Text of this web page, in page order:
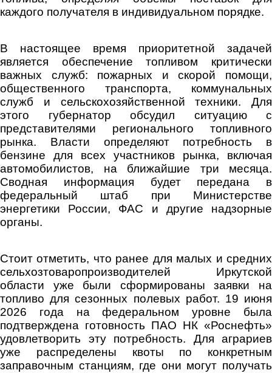
каждого получателя в индивидуальном порядке.
В настоящее время приоритетной задачей
является обеспечение топливом критически
важных служб: пожарных и скорой помощи,
общественного транспорта, коммунальных
служб и сельскохозяйственной техники. Для
этого губернатор обсудил ситуацию с
представителями регионального топливного
рынка. Власти определяют потребность в
бензине для всех участников рынка, включая
автомобилистов, на ближайшие три месяца.
Сводная информация будет передана в
федеральный штаб при Министерстве
энергетики России, ФАС и другие надзорные
органы.
Стоит отметить, что ранее для малых и средних
сельхозтоваропроизводителей Иркутской
области уже были сформированы заявки на
топливо для сезонных полевых работ. 19 июня
2026 года на федеральном уровне была
подтверждена готовность ПАО НК «Роснефть»
удовлетворить эту потребность. Для аграриев
уже распределены квоты по конкретным
заправочным станциям, где они могут получать